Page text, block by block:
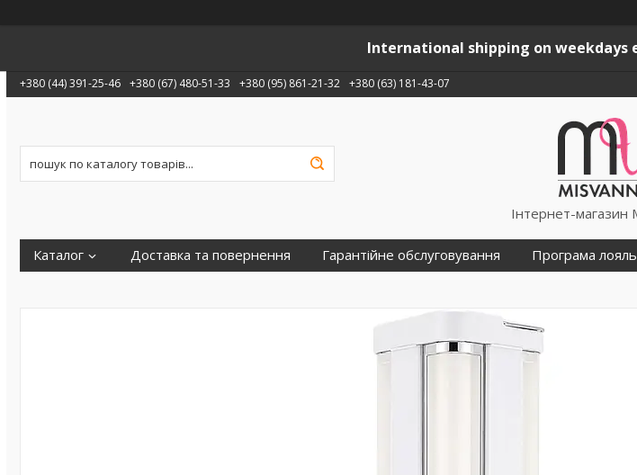
International shipping on weekdays
+380 (44) 391-25-46 +380 (67) 480-51-33 +380 (95) 861-21-32 +380 (63) 181-43-07
Інтернет-магазин
Каталог Доставка та повернення Гарантійне обслуговування Програма